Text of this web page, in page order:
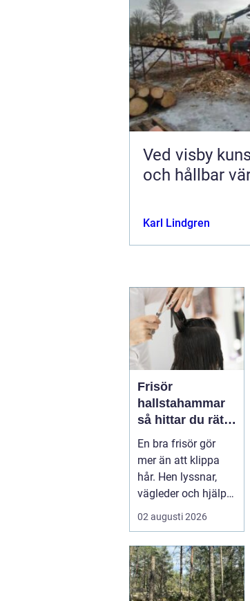
Ved visby kunskap, kvalitet
och hållbar
Karl Lindgren
Frisör
hallstahammar
så hittar du rätt
salong för stil,
kvalitet och
känsla
En bra frisör gör
mer än att klippa
hår. Hen lyssnar,
vägleder och hjälper
kunden att känna
sig tryg...
02 augusti 2026